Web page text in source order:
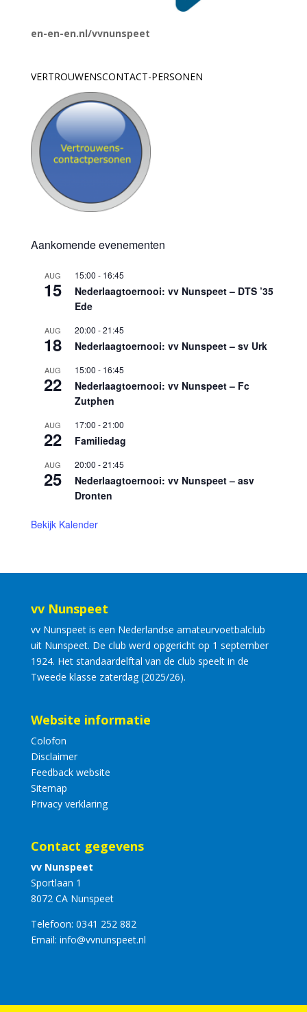
en-en-en.nl/vvnunspeet
VERTROUWENSCONTACT-PERSONEN
Aankomende evenementen
AUG
15
15:00 - 16:45
Nederlaagtoernooi: vv Nunspeet – DTS ’35
Ede
AUG
18
20:00 -21:45
Nederlaagtoernooi: vv Nunspeet – sv Urk
AUG
22
15:00 - 16:45
Nederlaagtoernooi: vv Nunspeet – Fc
Zutphen
AUG
22
17:00 -21:00
Familiedag
AUG
25
20:00 -21:45
Nederlaagtoernooi: vv Nunspeet – asv
Dronten
Bekijk Kalender
vv Nunspeet
vv Nunspeet is een Nederlandse amateurvoetbalclub
uit Nunspeet. De club werd opgericht op 1 september
1924. Het standaardelftal van de club speelt in de
Tweede klasse zaterdag (2025/26).
Website informatie
Colofon
Disclaimer
Feedback website
Sitemap
Privacy verklaring
Contact gegevens
vv Nunspeet
Sportlaan 1
8072 CA Nunspeet
Telefoon: 0341 252 882
Email: info@vvnunspeet.nl